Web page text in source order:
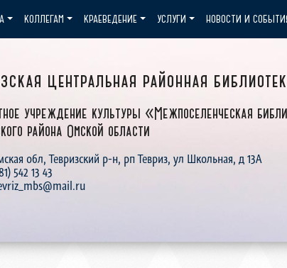
центральная районная
учреждение культуры «Межпоселенческая
района Омской области
обл, Тевризский р-н, рп Тевриз, ул Школьная, д 13А
542 13 43
КОЛЛЕГАМ КРАЕВЕДЕНИЕ УСЛУГИ НОВОСТИ И